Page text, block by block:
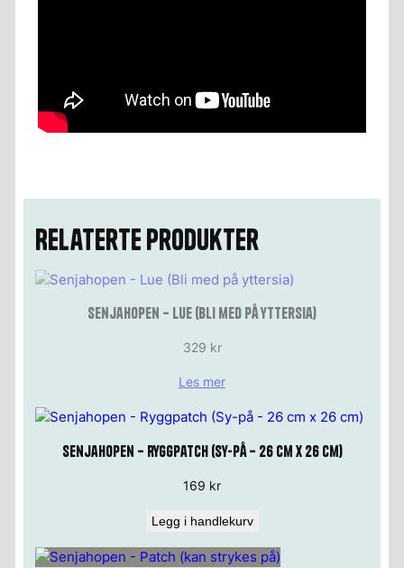
Relaterte produkter
Senjahopen – Lue (Bli med på yttersia)
329 kr
Les mer
Senjahopen – Ryggpatch (Sy-på – 26 cm x 26 cm)
169 kr
Legg i handlekurv